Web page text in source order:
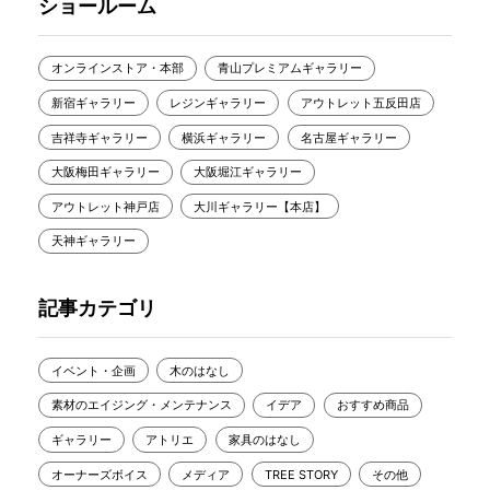
ショールーム
オンラインストア・本部 青山プレミアムギャラリー
新宿ギャラリー レジンギャラリー アウトレット五反田店
吉祥寺ギャラリー 横浜ギャラリー 名古屋ギャラリー
大阪梅田ギャラリー 大阪堀江ギャラリー
アウトレット神戸店 大川ギャラリー【本店】
天神ギャラリー
記事カテゴリ
イベント・企画 木のはなし
素材のエイジング・メンテナンス イデア おすすめ商品
ギャラリー アトリエ 家具のはなし
オーナーズボイス メディア TREE STORY その他